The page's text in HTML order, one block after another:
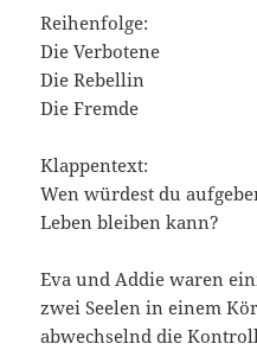
Reihenfolge:
Die Verbotene
Die Rebellin
Die Fremde
Klappentext:
Wen würdest du
Leben bleiben kann?
Eva und Addie waren
zwei Seelen in einem
abwechselnd die